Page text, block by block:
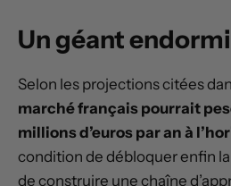
Un géant
Selon les projections citées
marché français pourrait
millions d’euros par an à
condition de débloquer enfin
de construire une chaîne